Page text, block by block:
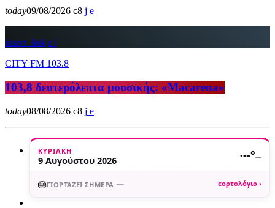
today09/08/2026 8
insert_link
CITY FM 103.8
103,8 δευτερόλεπτα μουσικής: «Macarena»
today08/08/2026 8
ΚΥΡΙΑΚΉ
9 Αυγούστου 2026 ·--°—
🎂ΓΙΟΡΤΆΖΕΙ ΣΉΜΕΡΑ — εορτολόγιο ›